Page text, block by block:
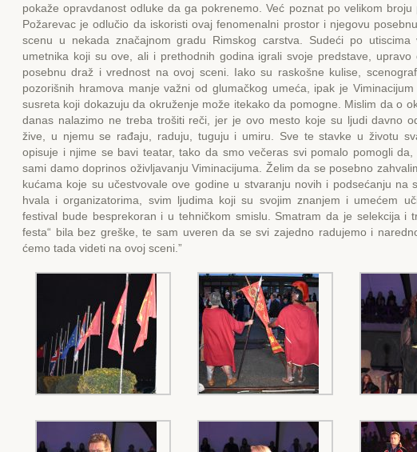
pokaže opravdanost odluke da ga pokrenemo. Već poznat po velikom broju
Požarevac je odlučio da iskoristi ovaj fenomenalni prostor i njegovu
scenu u nekada značajnom gradu Rimskog carstva. Sudeći po
umetnika koji su ove, ali i prethodnih godina igrali svoje predstave, upravo
posebnu draž i vrednost na ovoj sceni. Iako su raskošne kulise,
pozorišnih hramova manje važni od glumačkog umeća, ipak je
susreta koji dokazuju da okruženje može itekako da pomogne. Mislim da o
danas nalazimo ne treba trošiti reči, jer je ovo mesto koje su ljudi davno
žive, u njemu se rađaju, raduju, tuguju i umiru. Sve te stavke u životu
opisuje i njime se bavi teatar, tako da smo večeras svi pomalo pomogli
sami damo doprinos oživljavanju Viminacijuma. Želim da se posebno
kućama koje su učestvovale ove godine u stvaranju novih i podsećanju na
hvala i organizatorima, svim ljudima koji su svojim znanjem i umećem
festival bude besprekoran i u tehničkom smislu. Smatram da je selekcija i
festa“ bila bez greške, te sam uveren da se svi zajedno radujemo i
ćemo tada videti na ovoj sceni.”